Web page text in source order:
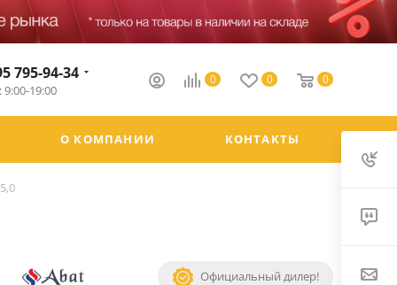
0 0 0
795-94-34
19:00
О КОМПАНИИ КОНТАКТЫ
Официальный дилер!